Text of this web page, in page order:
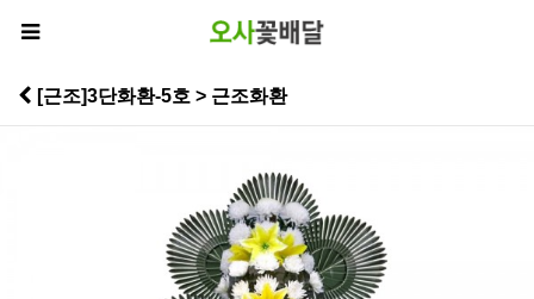
[근조]3단화환-5호 > 근조화환